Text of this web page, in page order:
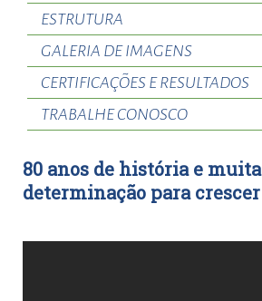
ESTRUTURA
GALERIA DE IMAGENS
CERTIFICAÇÕES E RESULTADOS
TRABALHE CONOSCO
80 anos de história e muita
determinação para crescer